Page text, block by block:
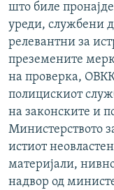
што биле
уреди, службени
релевантни за
преземените
на проверка,
полицискиот
на законските и
Министерството
истиот
материјали,
надвор од